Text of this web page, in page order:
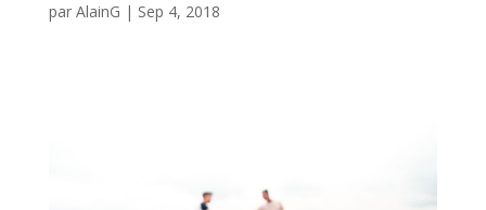
par AlainG | Sep 4, 2018